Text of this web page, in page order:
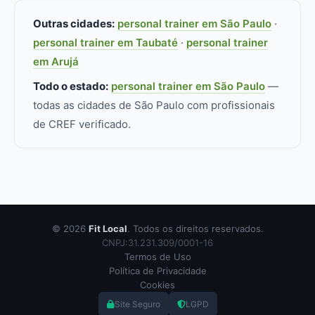
Outras cidades: personal trainer em São Paulo ·
personal trainer em Taubaté · personal trainer
em Arujá
Todo o estado: personal trainer em São Paulo —
todas as cidades de São Paulo com profissionais
de CREF verificado.
© 2026 Fit Local. Todos os direitos reservados.
CNPJ:31.231.309/0001-16
Termos de Uso
Política de Privacidade
Cookies
Site Seguro LGPD